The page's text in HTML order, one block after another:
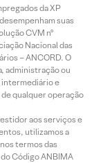
da XP
suas
CVM nº
Nacional das
– ANCORD. O
administração ou
intermediário e
qualquer operação
aos serviços e
utilizamos a
termos das
Código ANBIMA